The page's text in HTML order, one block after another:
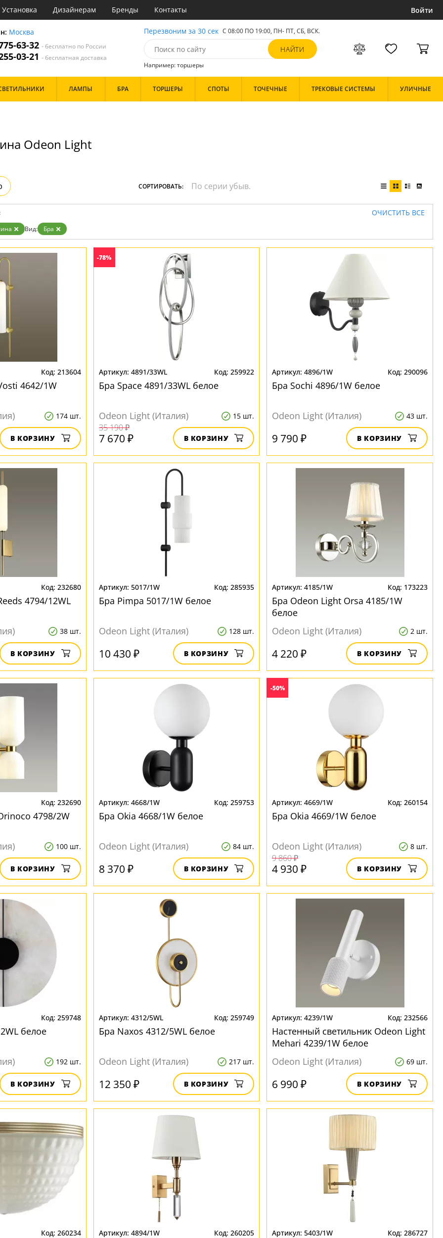
Установка Дизайнерам Бренды Контакты Войти
Москва
63-32- бесплатно по России
03-21- бесплатная доставка
Перезвоним за 30 сек С 08:00 ПО 19:00, ПН- ПТ, СБ, ВСК.
Например: торшеры
Черные
ЛАМПЫ БРА ТОРШЕРЫ СПОТЫ ТОЧЕЧНЫЕ ТРЕКОВЫЕ СИСТЕМЫ УЛИЧНЫЕ
Odeon Light
СОРТИРОВАТЬ:
ОЧИСТИТЬ ВСЕ
Вид: Бра
213604
4642/1W
174 шт.
В КОРЗИНУ
-78%
4891/33WL 259922
Бра Space 4891/33WL белое
Odeon Light (Италия) 15 шт.
35 190 ₽
7 670 ₽ В КОРЗИНУ
4896/1W 290096
Бра Sochi 4896/1W белое
Odeon Light (Италия) 43 шт.
9 790 ₽ В КОРЗИНУ
232680
4794/12WL
38 шт.
В КОРЗИНУ
5017/1W 285935
Бра Pimpa 5017/1W белое
Odeon Light (Италия) 128 шт.
10 430 ₽ В КОРЗИНУ
4185/1W 173223
Бра Odeon Light Orsa 4185/1W
белое
Odeon Light (Италия)
2 шт.
4 220 ₽ В КОРЗИНУ
232690
4798/2W
100 шт.
В КОРЗИНУ
4668/1W 259753
Бра Okia 4668/1W белое
Odeon Light (Италия) 84 шт.
8 370 ₽ В КОРЗИНУ
-50%
4669/1W 260154
Бра Okia 4669/1W белое
Odeon Light (Италия) 8 шт.
9 860 ₽
4 930 ₽ В КОРЗИНУ
259748
белое
192 шт.
В КОРЗИНУ
4312/5WL 259749
Бра Naxos 4312/5WL белое
Odeon Light (Италия) 217 шт.
12 350 ₽ В КОРЗИНУ
4239/1W 232566
Настенный светильник Odeon Light
Mehari 4239/1W белое
Odeon Light (Италия)
69 шт.
6 990 ₽ В КОРЗИНУ
260234 4894/1W 260205 5403/1W 286727